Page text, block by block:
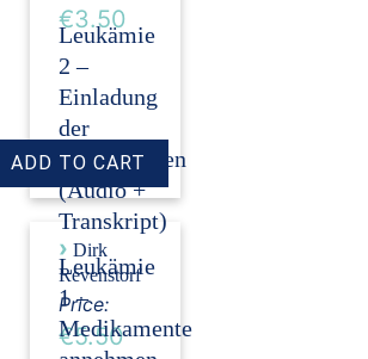
€3.50
Leukämie
2 –
Einladung
der
Stammzellen
(Audio +
Transkript)
› Dirk
Revenstorf
Price:
€5.50
Leukämie
1 –
Medikamente